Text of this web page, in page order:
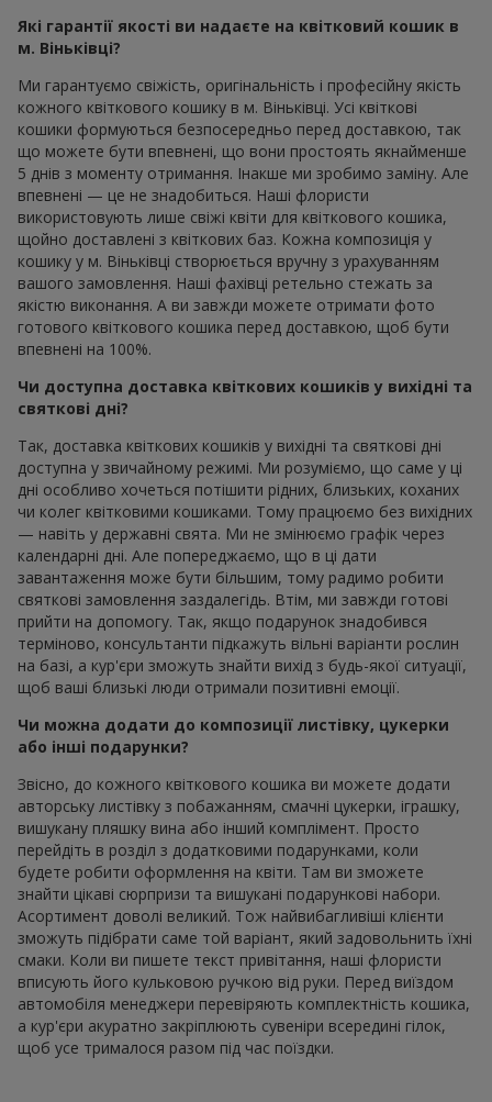
Які гарантії якості ви надаєте на квітковий кошик в
м. Віньківці?
Ми гарантуємо свіжість, оригінальність і професійну якість
кожного квіткового кошику в м. Віньківці. Усі квіткові
кошики формуються безпосередньо перед доставкою, так
що можете бути впевнені, що вони простоять якнайменше
5 днів з моменту отримання. Інакше ми зробимо заміну. Але
впевнені — це не знадобиться. Наші флористи
використовують лише свіжі квіти для квіткового кошика,
щойно доставлені з квіткових баз. Кожна композиція у
кошику у м. Віньківці створюється вручну з урахуванням
вашого замовлення. Наші фахівці ретельно стежать за
якістю виконання. А ви завжди можете отримати фото
готового квіткового кошика перед доставкою, щоб бути
впевнені на 100%.
Чи доступна доставка квіткових кошиків у вихідні та
святкові дні?
Так, доставка квіткових кошиків у вихідні та святкові дні
доступна у звичайному режимі. Ми розуміємо, що саме у ці
дні особливо хочеться потішити рідних, близьких, коханих
чи колег квітковими кошиками. Тому працюємо без вихідних
— навіть у державні свята. Ми не змінюємо графік через
календарні дні. Але попереджаємо, що в ці дати
завантаження може бути більшим, тому радимо робити
святкові замовлення заздалегідь. Втім, ми завжди готові
прийти на допомогу. Так, якщо подарунок знадобився
терміново, консультанти підкажуть вільні варіанти рослин
на базі, а кур'єри зможуть знайти вихід з будь-якої ситуації,
щоб ваші близькі люди отримали позитивні емоції.
Чи можна додати до композиції листівку, цукерки
або інші подарунки?
Звісно, до кожного квіткового кошика ви можете додати
авторську листівку з побажанням, смачні цукерки, іграшку,
вишукану пляшку вина або інший комплімент. Просто
перейдіть в розділ з додатковими подарунками, коли
будете робити оформлення на квіти. Там ви зможете
знайти цікаві сюрпризи та вишукані подарункові набори.
Асортимент доволі великий. Тож найвибагливіші клієнти
зможуть підібрати саме той варіант, який задовольнить їхні
смаки. Коли ви пишете текст привітання, наші флористи
вписують його кульковою ручкою від руки. Перед виїздом
автомобіля менеджери перевіряють комплектність кошика,
а кур'єри акуратно закріплюють сувеніри всередині гілок,
щоб усе трималося разом під час поїздки.